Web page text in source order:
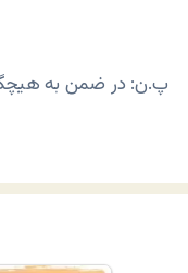
پ.ن: در ضمن به